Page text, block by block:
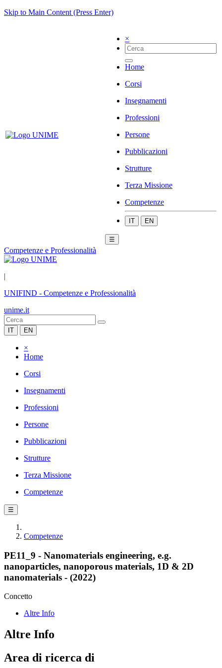
Skip to Main Content (Press Enter)
×
Home
Corsi
Insegnamenti
Professioni
Persone
Pubblicazioni
Strutture
Terza Missione
Competenze
IT EN
☰
Competenze e Professionalità
|
UNIFIND - Competenze e Professionalità
unime.it
IT EN
×
Home
Corsi
Insegnamenti
Professioni
Persone
Pubblicazioni
Strutture
Terza Missione
Competenze
☰
Competenze
PE11_9 - Nanomaterials engineering, e.g.
nanoparticles, nanoporous materials, 1D & 2D
nanomaterials - (2022)
Concetto
Altre Info
Altre Info
Area di ricerca di